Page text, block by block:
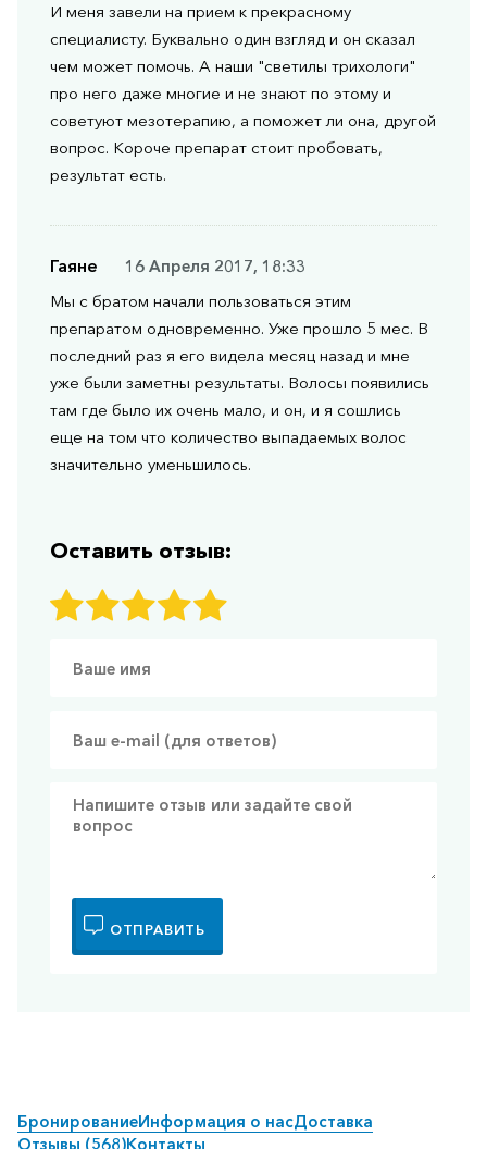
И меня завели на прием к прекрасному
специалисту. Буквально один взгляд и он сказал
чем может помочь. А наши "светилы трихологи"
про него даже многие и не знают по этому и
советуют мезотерапию, а поможет ли она, другой
вопрос. Короче препарат стоит пробовать,
результат есть.
Гаяне
16 Апреля 2017, 18:33
Мы с братом начали пользоваться этим
препаратом одновременно. Уже прошло 5 мес. В
последний раз я его видела месяц назад и мне
уже были заметны результаты. Волосы появились
там где было их очень мало, и он, и я сошлись
еще на том что количество выпадаемых волос
значительно уменьшилось.
Оставить отзыв:
ОТПРАВИТЬ
БронированиеИнформация о насДоставка
Отзывы (568)Контакты